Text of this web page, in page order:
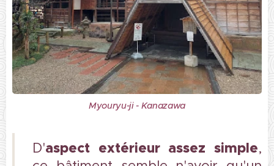
Myouryu-ji - Kanazawa
D'aspect extérieur assez simple,